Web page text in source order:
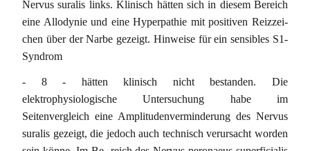
Nervus suralis links. Klinisch hätten sich in diesem Bereich
eine Allodynie und eine Hyperpathie mit positiven Reizzei-
chen über der Narbe gezeigt. Hinweise für ein sensibles S1-
Syndrom
- 8 - hätten klinisch nicht bestanden. Die
elektrophysiologische Untersuchung habe im
Seitenvergleich eine Amplitudenverminderung des Nervus
suralis gezeigt, die jedoch auch technisch verursacht worden